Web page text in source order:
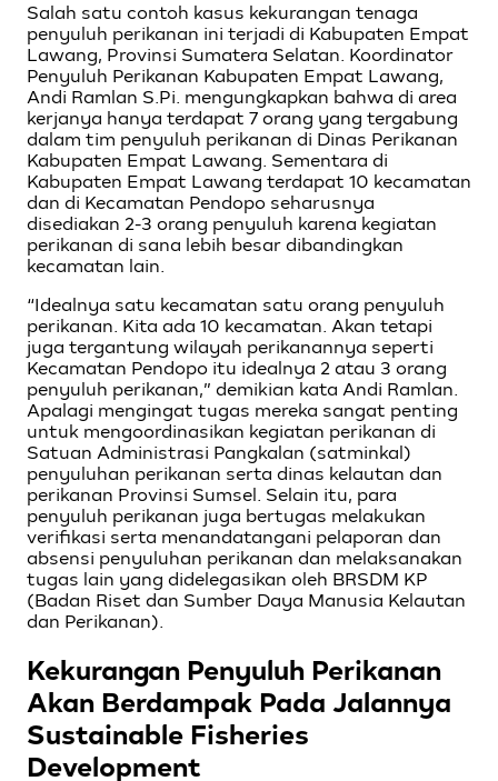
Salah satu contoh kasus kekurangan tenaga
penyuluh perikanan ini terjadi di Kabupaten Empat
Lawang, Provinsi Sumatera Selatan. Koordinator
Penyuluh Perikanan Kabupaten Empat Lawang,
Andi Ramlan S.Pi. mengungkapkan bahwa di area
kerjanya hanya terdapat 7 orang yang tergabung
dalam tim penyuluh perikanan di Dinas Perikanan
Kabupaten Empat Lawang. Sementara di
Kabupaten Empat Lawang terdapat 10 kecamatan
dan di Kecamatan Pendopo seharusnya
disediakan 2-3 orang penyuluh karena kegiatan
perikanan di sana lebih besar dibandingkan
kecamatan lain.
“Idealnya satu kecamatan satu orang penyuluh
perikanan. Kita ada 10 kecamatan. Akan tetapi
juga tergantung wilayah perikanannya seperti
Kecamatan Pendopo itu idealnya 2 atau 3 orang
penyuluh perikanan,” demikian kata Andi Ramlan.
Apalagi mengingat tugas mereka sangat penting
untuk mengoordinasikan kegiatan perikanan di
Satuan Administrasi Pangkalan (satminkal)
penyuluhan perikanan serta dinas kelautan dan
perikanan Provinsi Sumsel. Selain itu, para
penyuluh perikanan juga bertugas melakukan
verifikasi serta menandatangani pelaporan dan
absensi penyuluhan perikanan dan melaksanakan
tugas lain yang didelegasikan oleh BRSDM KP
(Badan Riset dan Sumber Daya Manusia Kelautan
dan Perikanan).
Kekurangan Penyuluh Perikanan
Akan Berdampak Pada Jalannya
Sustainable Fisheries
Development